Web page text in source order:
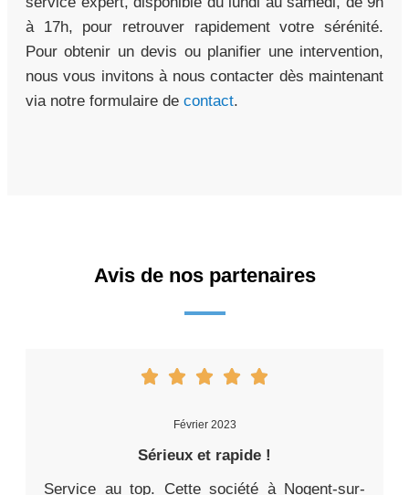
à 17h, pour retrouver rapidement votre sérénité.
Pour obtenir un devis ou planifier une intervention,
nous vous invitons à nous contacter dès maintenant
via notre formulaire de contact.
Avis de nos partenaires
Février 2023
Sérieux et rapide !
Service au top. Cette société à Nogent-sur-